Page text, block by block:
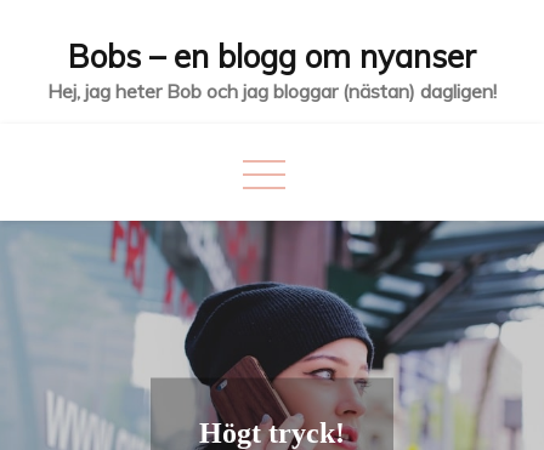
innehåll
Bobs – en blogg om nyanser
Hej, jag heter Bob och jag bloggar (nästan) dagligen!
Högt tryck!